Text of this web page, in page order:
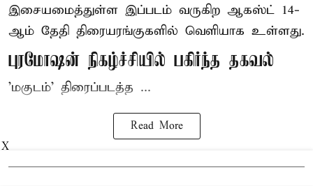
இசையமைத்துள்ள இப்படம் வருகிற ஆகஸ்ட் 14-
ஆம் தேதி திரையரங்குகளில் வெளியாக உள்ளது.
புரமோஷன் நிகழ்ச்சியில் பகிர்ந்த தகவல்
'மகுடம்' திரைப்படத்த ...
Read More
X